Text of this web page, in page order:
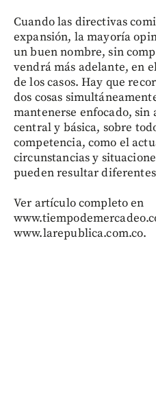
Cuando las directivas
expansión, la mayoría
un buen nombre, sin
vendrá más adelante, en
de los casos. Hay que
dos cosas
mantenerse enfocado, sin
central y básica, sobre
competencia, como el
circunstancias y
pueden resultar
Ver artículo completo en
www.larepublica.com.co.